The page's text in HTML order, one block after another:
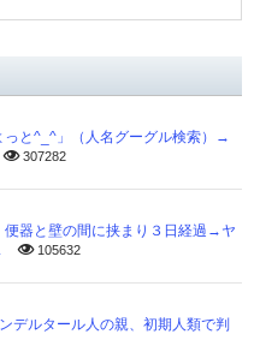
っと^_^」（人名グーグル検索）→
307282
便器と壁の間に挟まり３日経過→ヤ
105632
デルタール人の親、初期人類で判